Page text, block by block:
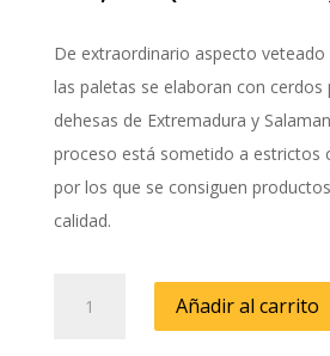
De extraordinario aspecto
las paletas se elaboran con cerdos
dehesas de Extremadura y
proceso está sometido a estrictos
por los que se consiguen
calidad.
Bellota
Añadir al carrito